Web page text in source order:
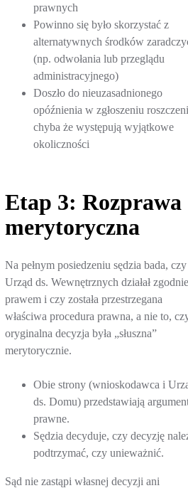
prawnych
Powinno się było skorzystać z
alternatywnych środków
(np. odwołania lub przeglądu
administracyjnego)
Doszło do nieuzasadnionego
opóźnienia w zgłoszeniu
chyba że występują wyjątkowe
okoliczności
Etap 3: Rozprawa
merytoryczna
Na pełnym posiedzeniu sędzia bada, czy
Urząd ds. Wewnętrznych działał
prawem i czy została przestrzegana
właściwa procedura prawna, a nie to,
oryginalna decyzja była „słuszna”
merytorycznie.
Obie strony (wnioskodawca i
ds. Domu) przedstawiają
prawne.
Sędzia decyduje, czy decyzję
podtrzymać, czy unieważnić.
Sąd nie zastąpi własnej decyzji ani